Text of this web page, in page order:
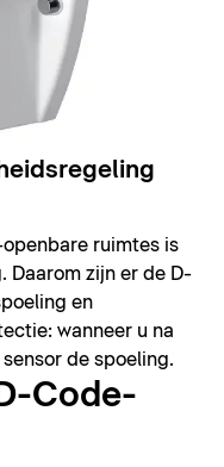
ruimtes is
Daarom zijn er de D-
en
wanneer u na
de spoeling.
Code-